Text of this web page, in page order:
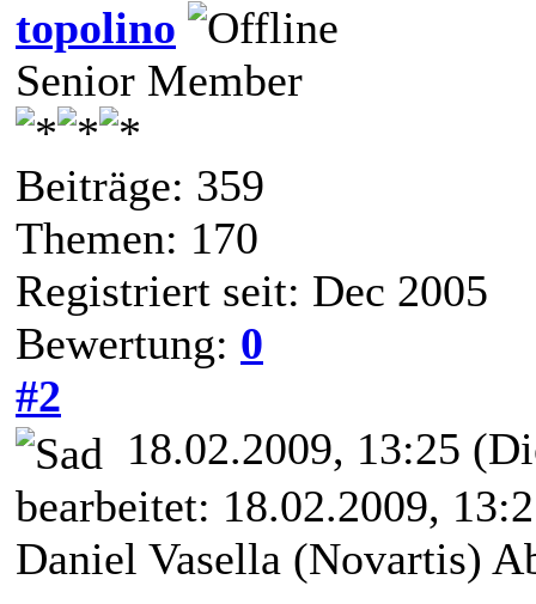
topolino
Senior Member
Beiträge: 359
Themen: 170
Registriert seit: Dec 2005
Bewertung: 0
#2
18.02.2009, 13:25
bearbeitet: 18.02.2009,
Daniel Vasella (Novartis)